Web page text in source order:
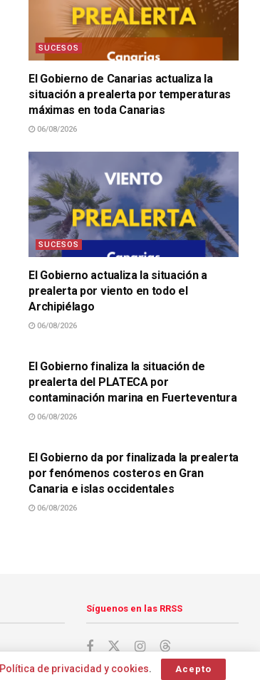
SUCESOS
El Gobierno de Canarias actualiza la
situación a prealerta por temperaturas
máximas en toda Canarias
06/08/2026
SUCESOS
El Gobierno actualiza la situación a
prealerta por viento en todo el
Archipiélago
06/08/2026
El Gobierno finaliza la situación de
prealerta del PLATECA por
contaminación marina en Fuerteventura
06/08/2026
El Gobierno da por finalizada la prealerta
por fenómenos costeros en Gran
Canaria e islas occidentales
06/08/2026
Síguenos en las RRSS
Política de privacidad y cookies. Acepto